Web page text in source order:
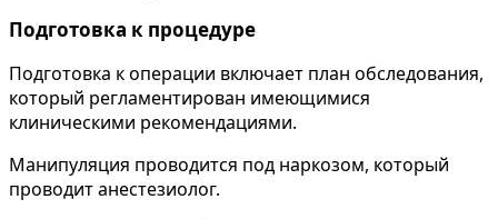
Подготовка к процедуре
Подготовка к операции включает план обследования,
который регламентирован имеющимися
клиническими рекомендациями.
Манипуляция проводится под наркозом, который
проводит анестезиолог.